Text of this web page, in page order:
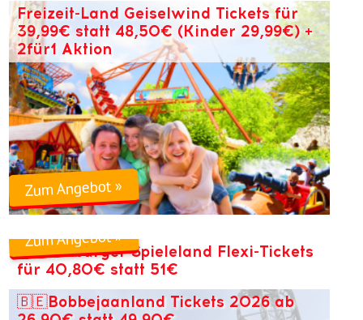
Zum Angebot »
Freizeit-Land Geiselwind Tickets für
39,99€ statt 48,50€ (Kinder 29,99€) +
2für1 Aktion
Zum Angebot »
Ravensburger Spieleland Flexi-Tickets
für 40,80€ statt 51€
🇧🇪Bobbejaanland Tickets 2026 ab